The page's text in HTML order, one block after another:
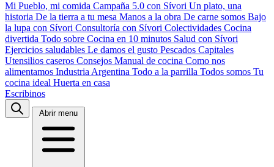
Mi Pueblo, mi comida Campaña 5.0 con Sívori Un plato, una
historia De la tierra a tu mesa Manos a la obra De carne somos Bajo
la lupa con Sívori Consultoría con Sívori Colectividades Cocina
divertida Todo sobre Cocina en 10 minutos Salud con Sívori
Ejercicios saludables Le damos el gusto Pescados Capitales
Utensilios caseros Consejos Manual de cocina Como nos
alimentamos Industria Argentina Todo a la parrilla Todos somos Tu
cocina ideal Huerta en casa
Escribinos
Abrir menu